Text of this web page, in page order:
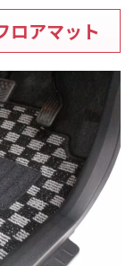
ロアマット